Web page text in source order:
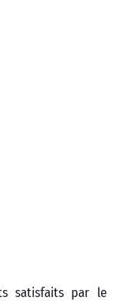
satisfaits par le